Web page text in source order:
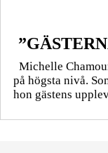
Michelle
på högsta nivå.
hon gästens